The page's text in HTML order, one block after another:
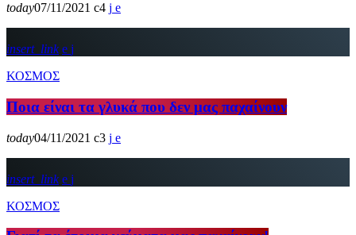
today07/11/2021 4
insert_link
ΚΟΣΜΟΣ
Ποια είναι τα γλυκά που δεν μας παχαίνουν
today04/11/2021 3
insert_link
ΚΟΣΜΟΣ